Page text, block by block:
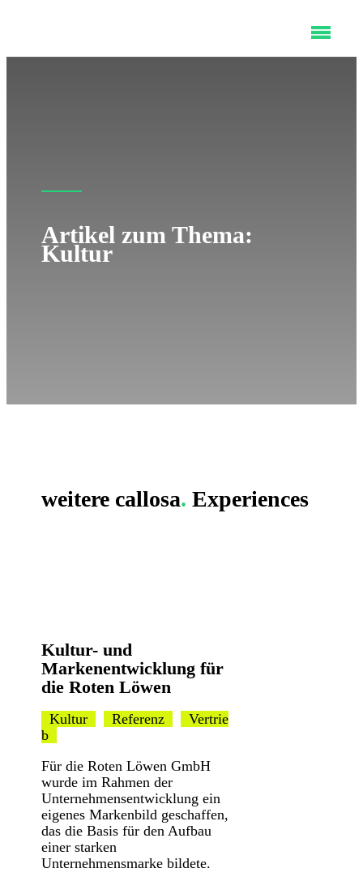
Artikel zum Thema:
Kultur
weitere callosa. Experiences
Kultur- und
Markenentwicklung für
die Roten Löwen
Kultur Referenz
Vertrie
b
Für die Roten Löwen GmbH
wurde im Rahmen der
Unternehmensentwicklung ein
eigenes Markenbild geschaffen,
das die Basis für den Aufbau
einer starken
Unternehmensmarke bildete.